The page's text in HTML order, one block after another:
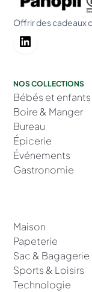
Offrir des cadeaux
NOS COLLECTIONS
Bébés et enfants
Boire & Manger
Bureau
Épicerie
Événements
Gastronomie
Maison
Papeterie
Sac & Bagagerie
Sports & Loisirs
Technologie